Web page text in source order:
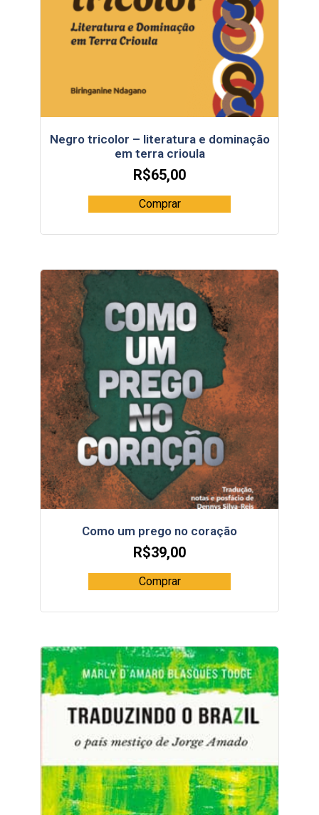
Negro tricolor – literatura e dominação
em terra crioula
R$65,00
Comprar
Como um prego no coração
R$39,00
Comprar